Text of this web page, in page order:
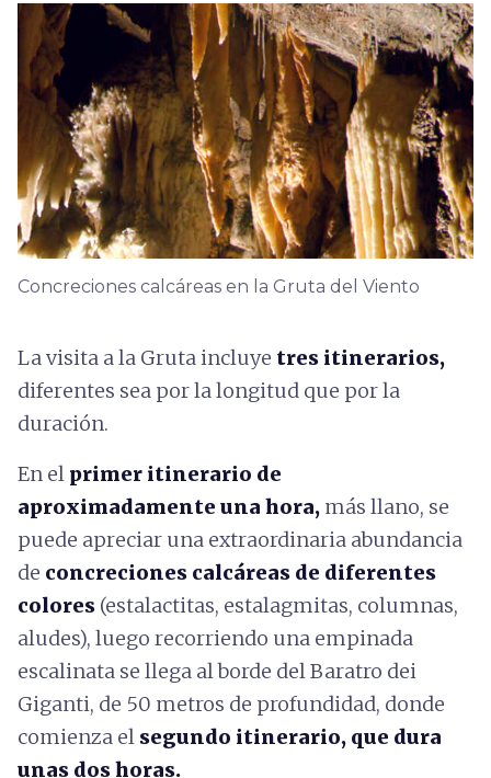
Concreciones calcáreas en la Gruta del Viento
La visita a la Gruta incluye tres itinerarios,
diferentes sea por la longitud que por la
duración.
En el primer itinerario de
aproximadamente una hora, más llano, se
puede apreciar una extraordinaria abundancia
de concreciones calcáreas de diferentes
colores (estalactitas, estalagmitas, columnas,
aludes), luego recorriendo una empinada
escalinata se llega al borde del Baratro dei
Giganti, de 50 metros de profundidad, donde
comienza el segundo itinerario, que dura
unas dos horas.